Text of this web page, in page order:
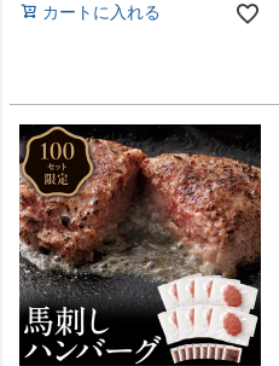
カートに入れる